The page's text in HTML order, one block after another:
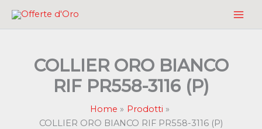
COLLIER ORO BIANCO
RIF PR558-3116 (P)
Home
Prodotti
COLLIER ORO BIANCO RIF PR558-3116 (P)